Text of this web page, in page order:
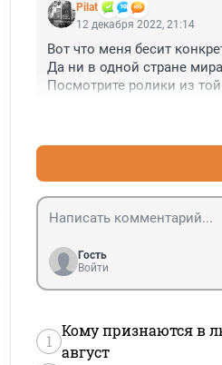
Pilat
12 декабря 2022, 21:14
Вот что меня бесит
Да ни в одной стране
Посмотрите ролики из
Гость
Войти
1
Кому признаются в
август